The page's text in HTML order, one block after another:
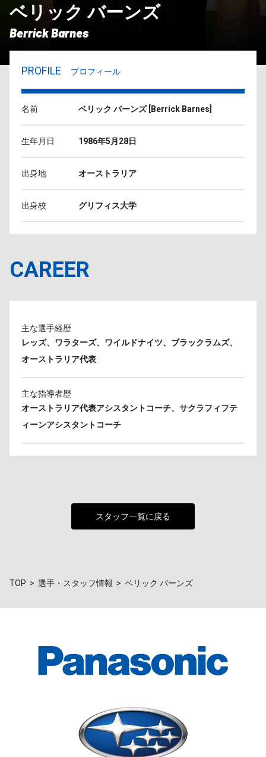
ベリック バーンズ
Berrick Barnes
PROFILE プロフィール
名前 ベリック バーンズ Berrick Barnes
生年月日 1986年5月28日
出身地 オーストラリア
出身校 グリフィス大学
CAREER
主な選手経歴
レッズ、ワラターズ、ワイルドナイツ、ブラックラムズ、
オーストラリア代表
主な指導者歴
オーストラリア代表アシスタントコーチ、サクラフィフテ
ィーンアシスタントコーチ
スタッフ一覧に戻る
TOP 選手・スタッフ情報 ベリック バーンズ